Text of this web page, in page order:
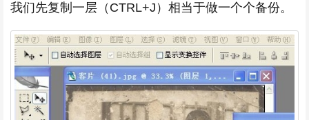
我们先复制一层（CTRL+J）相当于做一个个备份。